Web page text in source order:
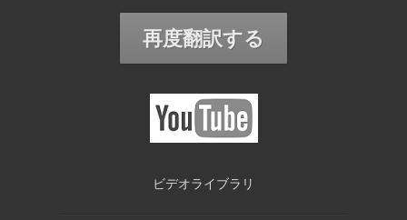
再度翻訳する
ビデオライブラリ